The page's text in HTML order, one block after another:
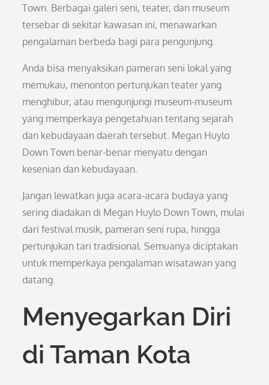
Town. Berbagai galeri seni, teater, dan museum
tersebar di sekitar kawasan ini, menawarkan
pengalaman berbeda bagi para pengunjung.
Anda bisa menyaksikan pameran seni lokal yang
memukau, menonton pertunjukan teater yang
menghibur, atau mengunjungi museum-museum
yang memperkaya pengetahuan tentang sejarah
dan kebudayaan daerah tersebut. Megan Huylo
Down Town benar-benar menyatu dengan
kesenian dan kebudayaan.
Jangan lewatkan juga acara-acara budaya yang
sering diadakan di Megan Huylo Down Town, mulai
dari festival musik, pameran seni rupa, hingga
pertunjukan tari tradisional. Semuanya diciptakan
untuk memperkaya pengalaman wisatawan yang
datang.
Menyegarkan Diri
di Taman Kota